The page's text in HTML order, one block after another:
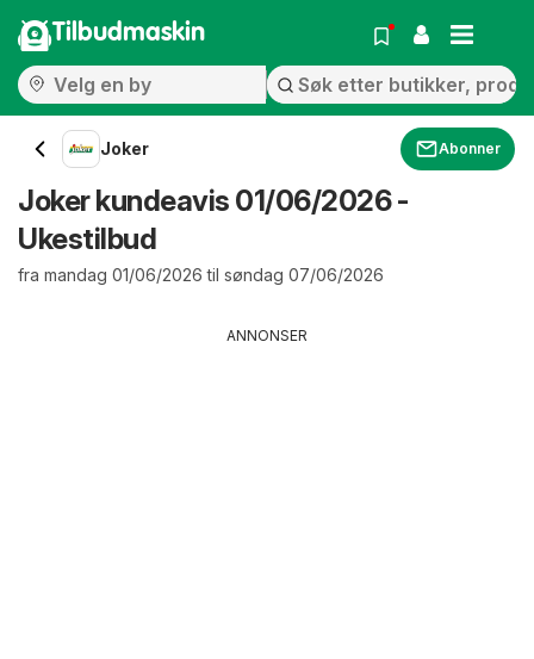
Tilbudmaskin
Joker Abonner
Joker kundeavis 01/06/2026 -
Ukestilbud
fra mandag 01/06/2026 til søndag 07/06/2026
ANNONSER